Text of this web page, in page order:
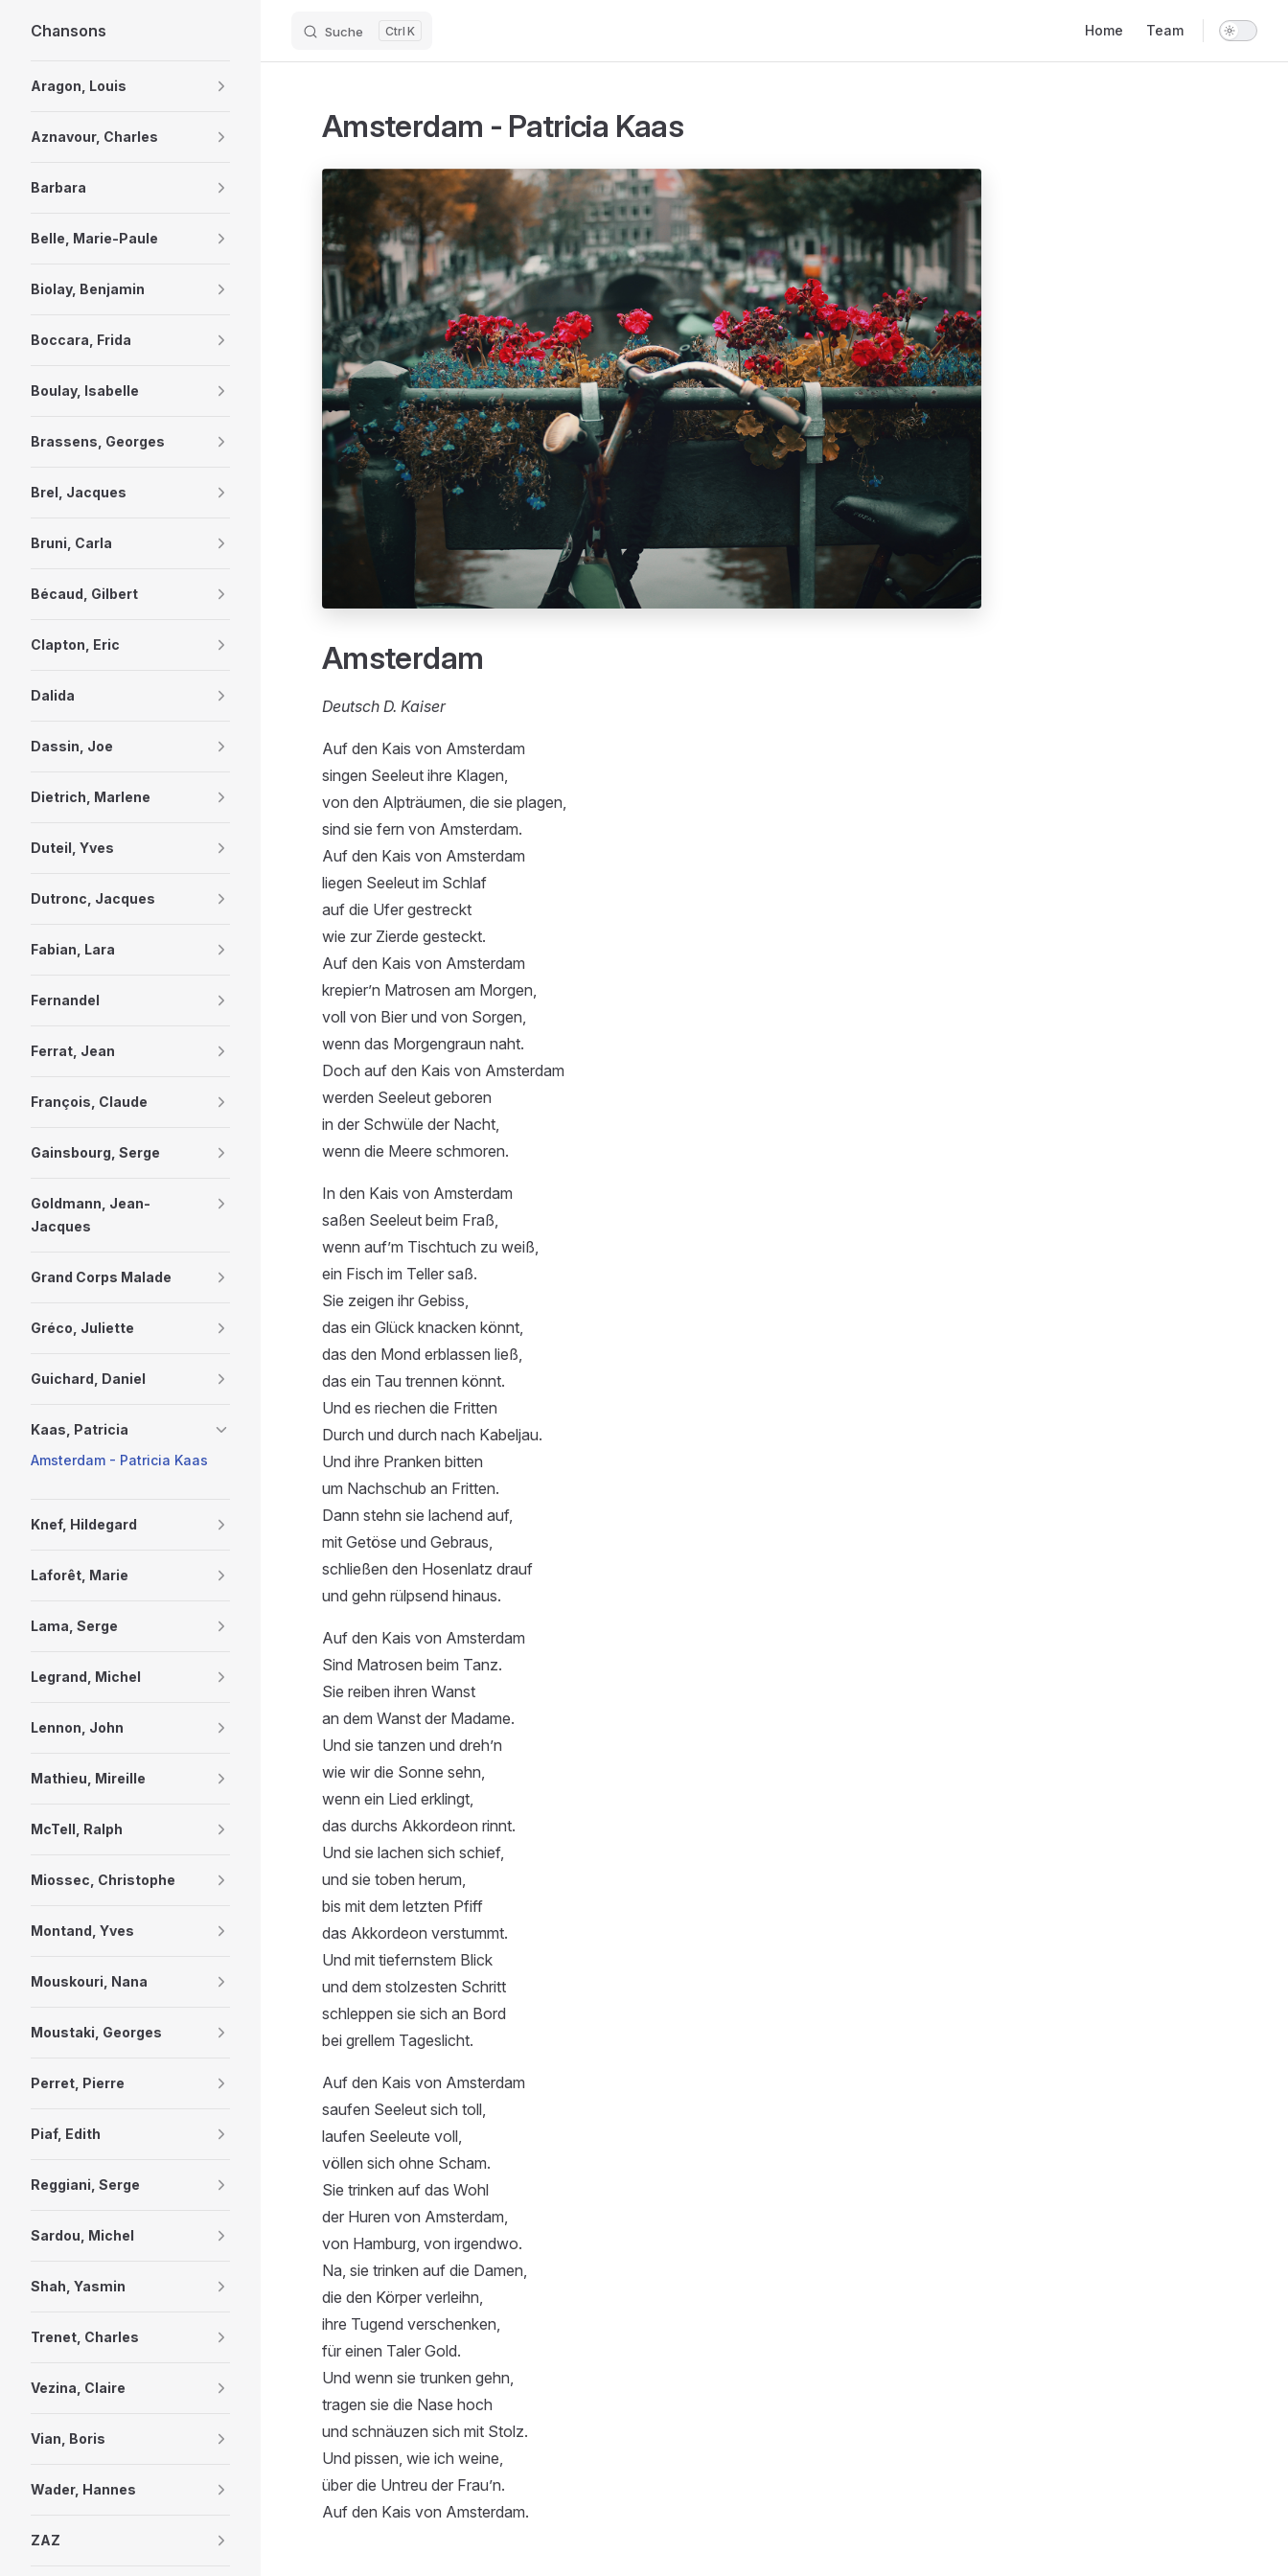
Skip to content
Chansons Suche K Home Team
Aragon, Louis
Aznavour, Charles
Barbara
Belle, Marie-Paule
Biolay, Benjamin
Boccara, Frida
Boulay, Isabelle
Brassens, Georges
Brel, Jacques
Bruni, Carla
Bécaud, Gilbert
Clapton, Eric
Dalida
Dassin, Joe
Dietrich, Marlene
Duteil, Yves
Dutronc, Jacques
Fabian, Lara
Fernandel
Ferrat, Jean
François, Claude
Gainsbourg, Serge
Goldmann, Jean-
Jacques
Grand Corps Malade
Gréco, Juliette
Guichard, Daniel
Kaas, Patricia
Amsterdam - Patricia Kaas
Knef, Hildegard
Laforêt, Marie
Lama, Serge
Legrand, Michel
Lennon, John
Mathieu, Mireille
McTell, Ralph
Miossec, Christophe
Montand, Yves
Mouskouri, Nana
Moustaki, Georges
Perret, Pierre
Piaf, Edith
Reggiani, Serge
Sardou, Michel
Shah, Yasmin
Trenet, Charles
Vezina, Claire
Vian, Boris
Wader, Hannes
ZAZ
Amsterdam - Patricia Kaas
Amsterdam
Deutsch D. Kaiser
Auf den Kais von Amsterdam
singen Seeleut ihre Klagen,
von den Alpträumen, die sie plagen,
sind sie fern von Amsterdam.
Auf den Kais von Amsterdam
liegen Seeleut im Schlaf
auf die Ufer gestreckt
wie zur Zierde gesteckt.
Auf den Kais von Amsterdam
krepier’n Matrosen am Morgen,
voll von Bier und von Sorgen,
wenn das Morgengraun naht.
Doch auf den Kais von Amsterdam
werden Seeleut geboren
in der Schwüle der Nacht,
wenn die Meere schmoren.
In den Kais von Amsterdam
saßen Seeleut beim Fraß,
wenn auf’m Tischtuch zu weiß,
ein Fisch im Teller saß.
Sie zeigen ihr Gebiss,
das ein Glück knacken könnt,
das den Mond erblassen ließ,
das ein Tau trennen könnt.
Und es riechen die Fritten
Durch und durch nach Kabeljau.
Und ihre Pranken bitten
um Nachschub an Fritten.
Dann stehn sie lachend auf,
mit Getöse und Gebraus,
schließen den Hosenlatz drauf
und gehn rülpsend hinaus.
Auf den Kais von Amsterdam
Sind Matrosen beim Tanz.
Sie reiben ihren Wanst
an dem Wanst der Madame.
Und sie tanzen und dreh’n
wie wir die Sonne sehn,
wenn ein Lied erklingt,
das durchs Akkordeon rinnt.
Und sie lachen sich schief,
und sie toben herum,
bis mit dem letzten Pfiff
das Akkordeon verstummt.
Und mit tiefernstem Blick
und dem stolzesten Schritt
schleppen sie sich an Bord
bei grellem Tageslicht.
Auf den Kais von Amsterdam
saufen Seeleut sich toll,
laufen Seeleute voll,
völlen sich ohne Scham.
Sie trinken auf das Wohl
der Huren von Amsterdam,
von Hamburg, von irgendwo.
Na, sie trinken auf die Damen,
die den Körper verleihn,
ihre Tugend verschenken,
für einen Taler Gold.
Und wenn sie trunken gehn,
tragen sie die Nase hoch
und schnäuzen sich mit Stolz.
Und pissen, wie ich weine,
über die Untreu der Frau’n.
Auf den Kais von Amsterdam.